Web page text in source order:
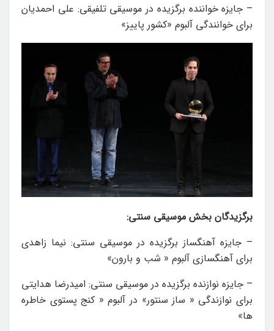
– جایزه خواننده برگزیده در موسیقی تلفیقی: علی احمدیان
برای خوانندگی آلبوم «کشور پاییز»
برگزیدگان بخش موسیقی سنتی:
– جایزه آهنگساز برگزیده در موسیقی سنتی: نیما زاهدی
برای آهنگسازی آلبوم « شب و بارون»
– جایزه نوازنده برگزیده در موسیقی سنتی: امیدرضا هدایتی
برای نوازندگی « ساز سنتور» در آلبوم « کنج پستوی خاطره
ها»